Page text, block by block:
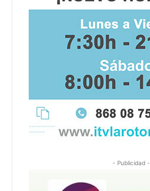
- Publicidad -